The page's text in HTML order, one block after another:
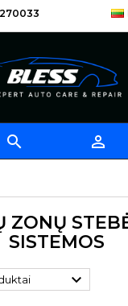
 
ZONŲ
SISTEMOS
